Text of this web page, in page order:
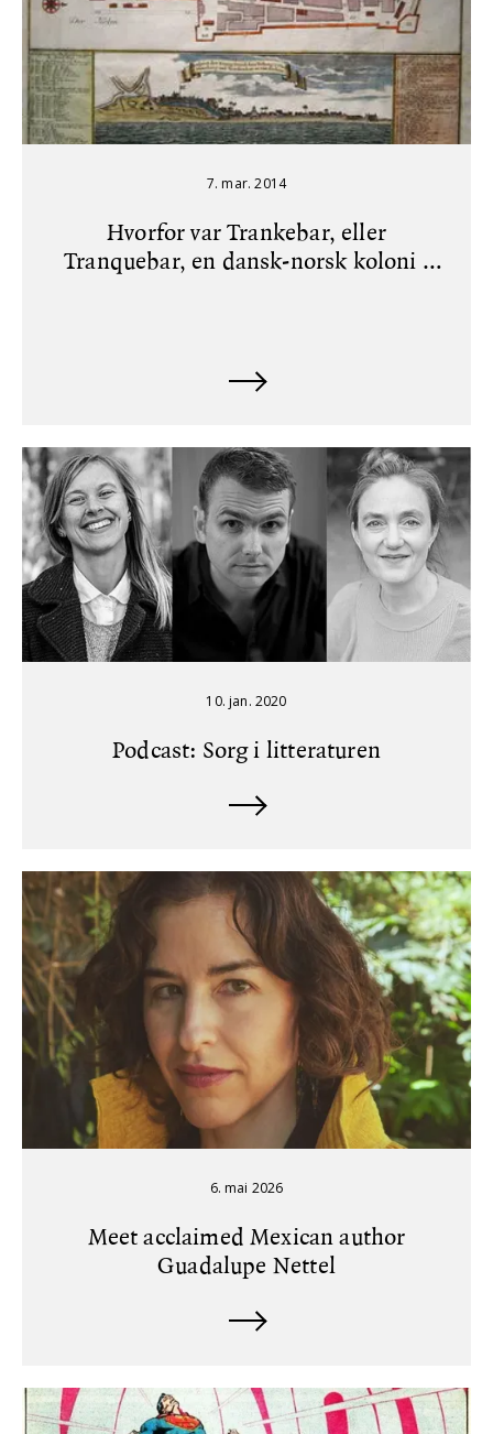
7. mar. 2014
Hvorfor var Trankebar, eller
Tranquebar, en dansk-norsk koloni i
10. jan. 2020
Podcast: Sorg i litteraturen
6. mai 2026
Meet acclaimed Mexican author
Guadalupe Nettel